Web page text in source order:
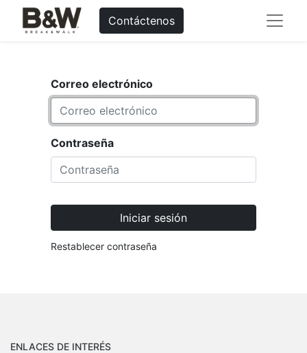
Contáctenos
Correo electrónico
Contraseña
Iniciar sesión
Restablecer contraseña
ENLACES DE INTERÉS